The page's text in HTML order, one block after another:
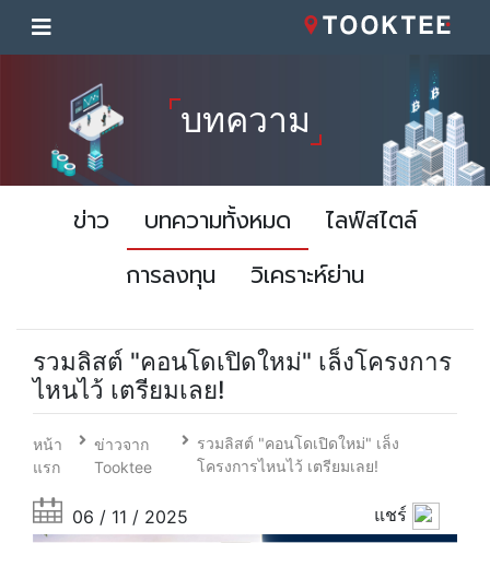
บทความ
ข่าว บทความทั้งหมด
ไลฟ์สไตล์
การลงทุน
วิเคราะห์ย่าน
รวมลิสต์ "คอนโดเปิดใหม่" เล็งโครงการ
ไหนไว้ เตรียมเลย!
หน้า
แรก
ข่าวจาก
Tooktee
รวมลิสต์ "คอนโดเปิดใหม่" เล็ง
โครงการไหนไว้ เตรียมเลย!
06 / 11 / 2025 แชร์